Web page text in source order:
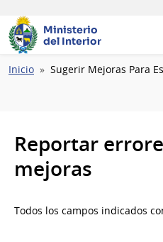
Ministerio
del Interior
Ruta
Inicio Sugerir Mejoras Para
Reportar
mejoras
Todos los campos indicados